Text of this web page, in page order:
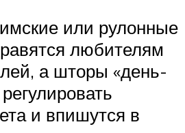
или рулонные
любителям
а шторы «день-
и впишутся в